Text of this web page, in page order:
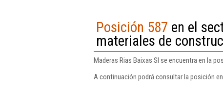
Posición 587 en el
materiales de
Maderas Rias Baixas Sl se encuentra en la
A continuación podrá consultar la posición